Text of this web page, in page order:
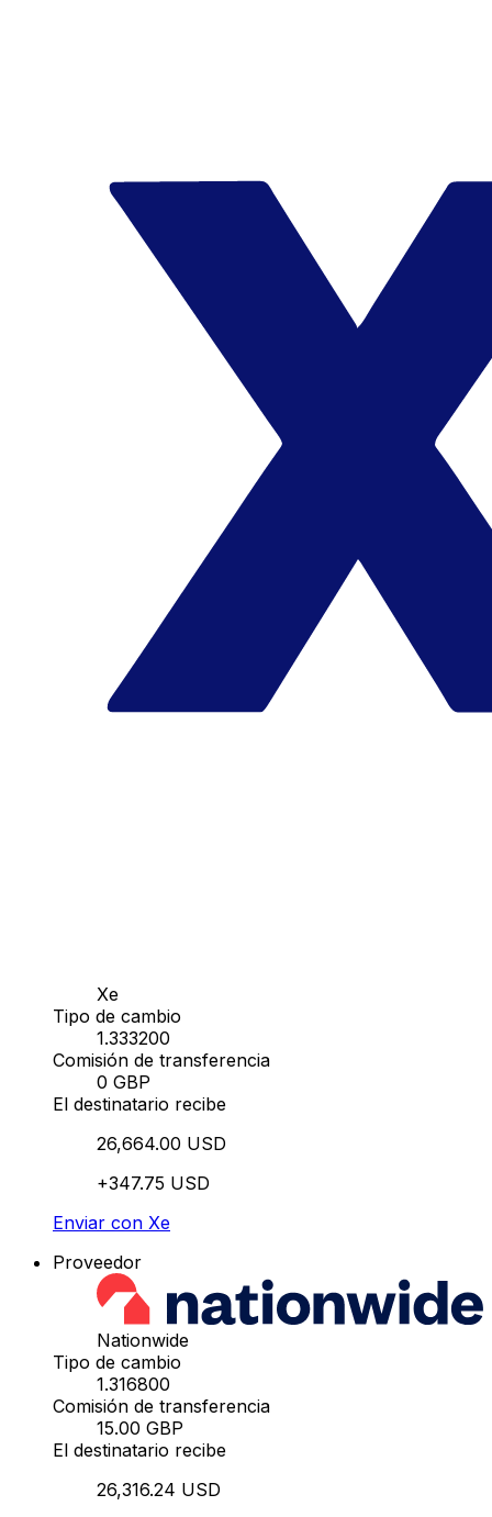
Xe
Tipo de cambio
1.333200
Comisión de transferencia
0 GBP
El destinatario recibe
26,664.00 USD
+347.75 USD
Enviar con Xe
Proveedor
Nationwide
Tipo de cambio
1.316800
Comisión de transferencia
15.00 GBP
El destinatario recibe
26,316.24 USD